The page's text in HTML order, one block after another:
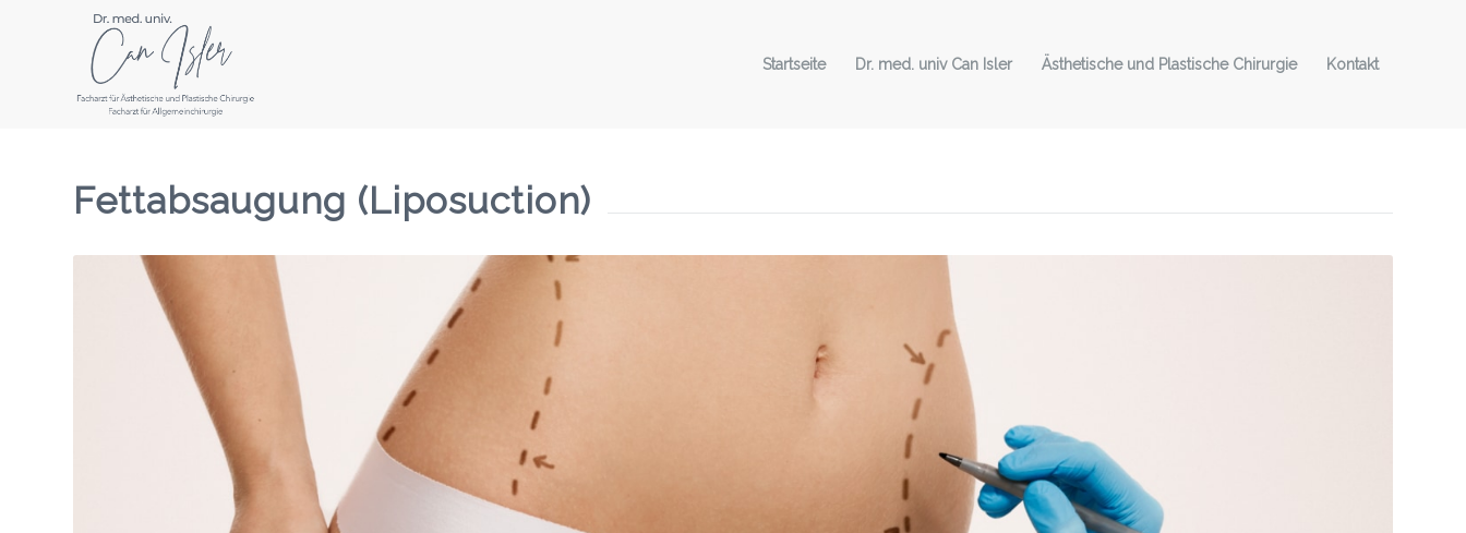
Startseite Dr. med. univ Can Isler Ästhetische und Plastische Chirurgie Kontakt
Fettabsaugung (Liposuction)